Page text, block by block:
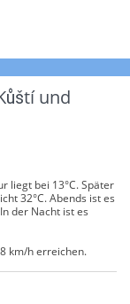
und
liegt bei 13°C. Später
32°C. Abends ist es
der Nacht ist es
km/h erreichen.